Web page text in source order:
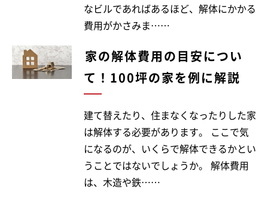
なビルであればあるほど、解体にかかる
費用がかさみま……
家の解体費用の目安につい
て！100坪の家を例に解説
建て替えたり、住まなくなったりした家
は解体する必要があります。 ここで気
になるのが、いくらで解体できるかとい
うことではないでしょうか。 解体費用
は、木造や鉄……